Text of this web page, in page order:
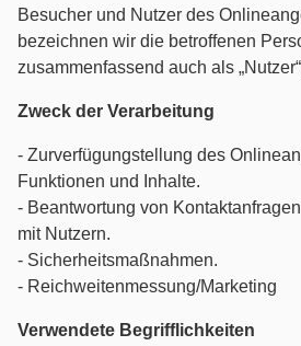
Besucher und Nutzer des
bezeichnen wir die betroffenen
zusammenfassend auch als
Zweck der Verarbeitung
- Zurverfügungstellung des
Funktionen und Inhalte.
- Beantwortung von
mit Nutzern.
- Sicherheitsmaßnahmen.
- Reichweitenmessung/Marketing
Verwendete Begrifflichkeiten